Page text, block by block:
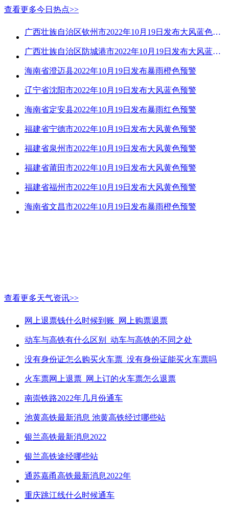
查看更多今日热点>>
广西壮族自治区钦州市2022年10月19日发布大风蓝色预警
广西壮族自治区防城港市2022年10月19日发布大风蓝色预警
海南省澄迈县2022年10月19日发布暴雨橙色预警
辽宁省沈阳市2022年10月19日发布大风蓝色预警
海南省定安县2022年10月19日发布暴雨红色预警
福建省宁德市2022年10月19日发布大风黄色预警
福建省泉州市2022年10月19日发布大风黄色预警
福建省莆田市2022年10月19日发布大风黄色预警
福建省福州市2022年10月19日发布大风黄色预警
海南省文昌市2022年10月19日发布暴雨橙色预警
查看更多天气资讯>>
网上退票钱什么时候到账_网上购票退票
动车与高铁有什么区别_动车与高铁的不同之处
没有身份证怎么购买火车票_没有身份证能买火车票吗
火车票网上退票_网上订的火车票怎么退票
南崇铁路2022年几月份通车
池黄高铁最新消息 池黄高铁经过哪些站
银兰高铁最新消息2022
银兰高铁途经哪些站
通苏嘉甬高铁最新消息2022年
重庆跳江线什么时候通车